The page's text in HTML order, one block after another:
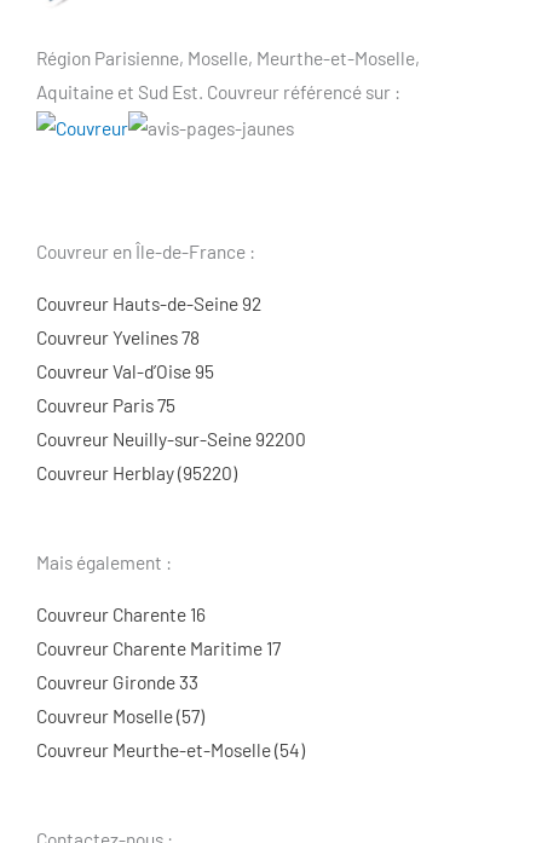
Région Parisienne, Moselle, Meurthe-et-Moselle,
Aquitaine et Sud Est. Couvreur référencé sur :
Couvreur en Île-de-France :
Couvreur Hauts-de-Seine 92
Couvreur Yvelines 78
Couvreur Val-d’Oise 95
Couvreur Paris 75
Couvreur Neuilly-sur-Seine 92200
Couvreur Herblay (95220)
Mais également :
Couvreur Charente 16
Couvreur Charente Maritime 17
Couvreur Gironde 33
Couvreur Moselle (57)
Couvreur Meurthe-et-Moselle (54)
Contactez-nous :